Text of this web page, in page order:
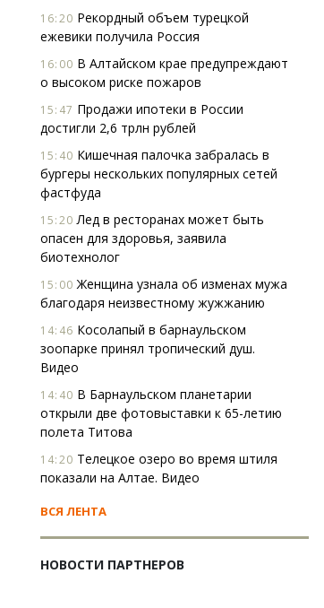
16:20 Рекордный объем турецкой
ежевики получила Россия
16:00 В Алтайском крае предупреждают
о высоком риске пожаров
15:47 Продажи ипотеки в России
достигли 2,6 трлн рублей
15:40 Кишечная палочка забралась в
бургеры нескольких популярных сетей
фастфуда
15:20 Лед в ресторанах может быть
опасен для здоровья, заявила
биотехнолог
15:00 Женщина узнала об изменах мужа
благодаря неизвестному жужжанию
14:46 Косолапый в барнаульском
зоопарке принял тропический душ.
Видео
14:40 В Барнаульском планетарии
открыли две фотовыставки к 65-летию
полета Титова
14:20 Телецкое озеро во время штиля
показали на Алтае. Видео
ВСЯ ЛЕНТА
НОВОСТИ ПАРТНЕРОВ